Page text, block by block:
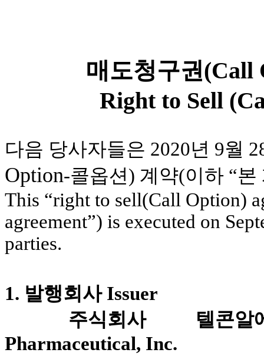
매도청구권(Call
Right to Sell
다음 당사자들은 2020년 9월
Option-콜옵션) 계약(이하 “
This “right to sell(Call Option)
agreement”) is executed on
parties.
1. 발행회사 Issuer
주식회사 텔콘
Pharmaceutical, Inc.